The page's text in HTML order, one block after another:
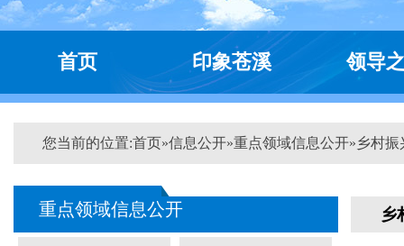
首页 印象苍溪 领导
您当前的位置:首页»信息公开»重点领域信息公开»乡村振
重点领域信息公开 乡